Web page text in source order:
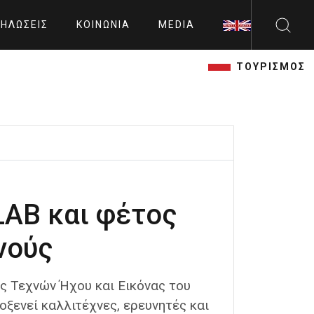
ΚΟΙΝΩΝΊΑ MEDIA
ΤΟΥΡΙΣΜΟΣ
και φέτος
Τεχνών Ήχου και Εικόνας του
καλλιτέχνες, ερευνητές και